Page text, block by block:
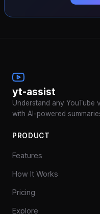
yt-assist
Understand any YouTube
with AI-powered
PRODUCT
Features
How It Works
Pricing
Explore